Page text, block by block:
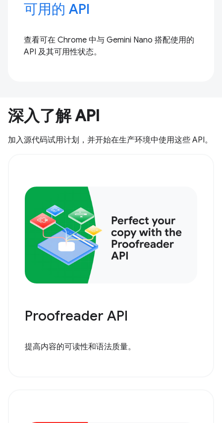
可用的 API
查看可在 Chrome 中与 Gemini Nano 搭配使用的
API 及其可用性状态。
深入了解 API
加入源代码试用计划，并开始在生产环境中使用这些 API。
Proofreader API
提高内容的可读性和语法质量。